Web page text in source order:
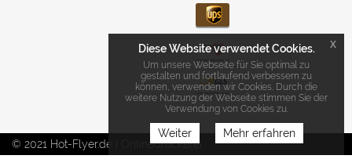
© 2021 Hot-Flyer.de | Onlinedruckerei
Diese Website verwendet Cookies.
Um unsere Webseite für Sie optimal zu
gestalten und fortlaufend verbessern zu
können, verwenden wir Cookies. Durch die
weitere Nutzung der Webseite stimmen Sie der
Verwendung von Cookies zu.
Weiter Mehr erfahren
x